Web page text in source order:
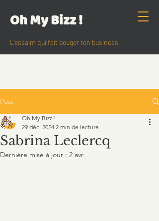
Oh My Bizz !
L'essaim qui fait bouger ton business
Post
Sabrina Leclercq
Oh My Bizz !
29 déc. 2024 2 min de lecture
Dernière mise à jour : 2 avr.